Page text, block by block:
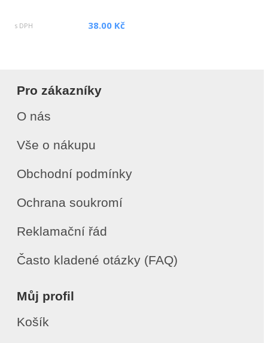
s DPH 38.00 Kč
Pro zákazníky
O nás
Vše o nákupu
Obchodní podmínky
Ochrana soukromí
Reklamační řád
Často kladené otázky (FAQ)
Můj profil
Košík